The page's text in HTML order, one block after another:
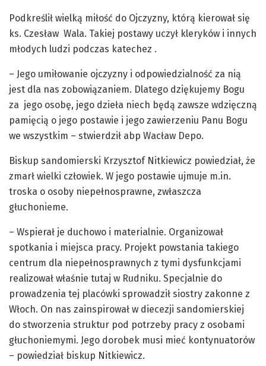
Podkreślił wielką miłość do Ojczyzny, którą kierował się
ks. Czesław Wala. Takiej postawy uczył kleryków i innych
młodych ludzi podczas katechez .
– Jego umiłowanie ojczyzny i odpowiedzialność za nią
jest dla nas zobowiązaniem. Dlatego dziękujemy Bogu
za jego osobę, jego dzieła niech będą zawsze wdzięczną
pamięcią o jego postawie i jego zawierzeniu Panu Bogu
we wszystkim – stwierdził abp Wacław Depo.
Biskup sandomierski Krzysztof Nitkiewicz powiedział, że
zmarł wielki człowiek. W jego postawie ujmuje m.in.
troska o osoby niepełnosprawne, zwłaszcza
głuchonieme.
– Wspierał je duchowo i materialnie. Organizował
spotkania i miejsca pracy. Projekt powstania takiego
centrum dla niepełnosprawnych z tymi dysfunkcjami
realizował właśnie tutaj w Rudniku. Specjalnie do
prowadzenia tej placówki sprowadził siostry zakonne z
Włoch. On nas zainspirował w diecezji sandomierskiej
do stworzenia struktur pod potrzeby pracy z osobami
głuchoniemymi. Jego dorobek musi mieć kontynuatorów
– powiedział biskup Nitkiewicz.